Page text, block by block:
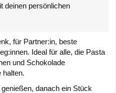
deinen persönlichen
für Partner:in, beste
Ideal für alle, die Pasta
und Schokolade
halten.
danach ein Stück